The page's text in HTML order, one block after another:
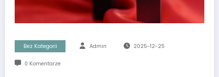
Bez Kategorii Admin 2025-12-25
0 Komentarze